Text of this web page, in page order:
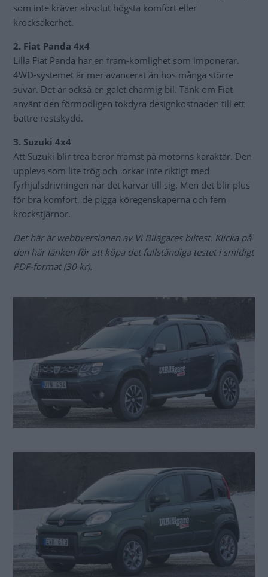
som inte kräver absolut högsta komfort eller
krocksäkerhet.
2. Fiat Panda 4x4
Lilla Fiat Panda har en fram-komlighet som imponerar.
4WD-systemet är mer avancerat än hos många större
suvar. Det är också en galet charmig bil. Tänk om Fiat
använt den förmodligen tokdyra designkostnaden till ett
bättre rostskydd.
3. Suzuki 4x4
Att Suzuki blir trea beror främst på motorns karaktär. Den
upplevs som lite trög och orkar inte riktigt med
fyrhjulsdrivningen när det kärvar till sig. Men det blir plus
för bra komfort, de pigga köregenskaperna och fem
krockstjärnor.
Det här är webbversionen av Vi Bilägares biltest. Klicka på
den här länken för att köpa det fullständiga testet i smidigt
PDF-format (30 kr).